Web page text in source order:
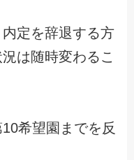
定を辞退する方
は随時変わるこ
希望園までを反